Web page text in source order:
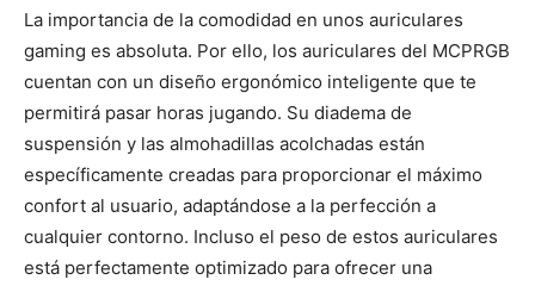
La importancia de la comodidad en unos auriculares
gaming es absoluta. Por ello, los auriculares del MCPRGB
cuentan con un diseño ergonómico inteligente que te
permitirá pasar horas jugando. Su diadema de
suspensión y las almohadillas acolchadas están
específicamente creadas para proporcionar el máximo
confort al usuario, adaptándose a la perfección a
cualquier contorno. Incluso el peso de estos auriculares
está perfectamente optimizado para ofrecer una